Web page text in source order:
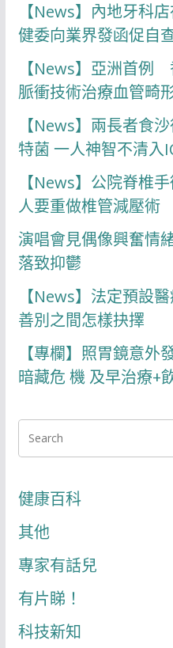
【News】內地牙科
健委向業界發函促自
【News】亞洲首例
脈衝技術治療血管畸
【News】兩長者食
特菌 一人神智不清入
【News】公院脊椎
人要重做椎管減壓術
演唱會見偶像興奮情
落致抑鬱
【News】法定預設
善別之間怎樣抉擇
【專欄】照胃鏡意外
暗藏危 機 及早治療+
健康百科
其他
專家有話兒
有片睇！
科技新知